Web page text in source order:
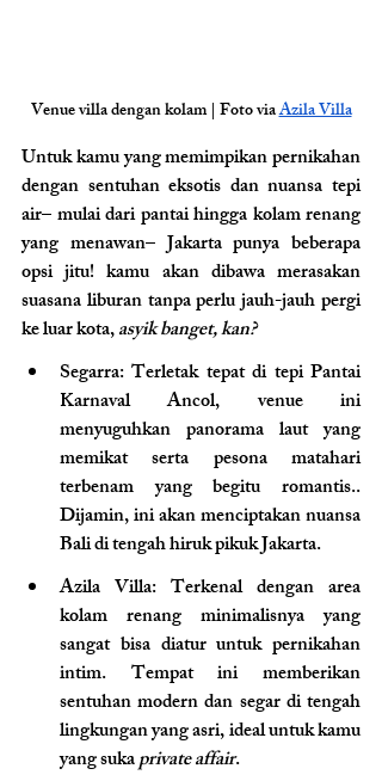
Venue villa dengan kolam | Foto via Azila Villa
Untuk kamu yang memimpikan pernikahan
dengan sentuhan eksotis dan nuansa tepi
air– mulai dari pantai hingga kolam renang
yang menawan– Jakarta punya beberapa
opsi jitu! kamu akan dibawa merasakan
suasana liburan tanpa perlu jauh-jauh pergi
ke luar kota, asyik banget, kan?
Segarra: Terletak tepat di tepi Pantai
Karnaval Ancol, venue ini
menyuguhkan panorama laut yang
memikat serta pesona matahari
terbenam yang begitu romantis..
Dijamin, ini akan menciptakan nuansa
Bali di tengah hiruk pikuk Jakarta.
Azila Villa: Terkenal dengan area
kolam renang minimalisnya yang
sangat bisa diatur untuk pernikahan
intim. Tempat ini memberikan
sentuhan modern dan segar di tengah
lingkungan yang asri, ideal untuk kamu
yang suka private affair.